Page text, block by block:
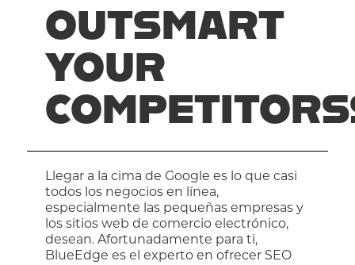
OUTSMART
YOUR
Llegar a la cima de Google es lo que casi
todos los negocios en línea,
especialmente las pequeñas empresas y
los sitios web de comercio electrónico,
desean. Afortunadamente para ti,
BlueEdge es el experto en ofrecer SEO